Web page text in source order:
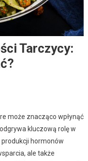
Tarczycy:
może znacząco wpłynąć
kluczową rolę w
hormonów
ale także